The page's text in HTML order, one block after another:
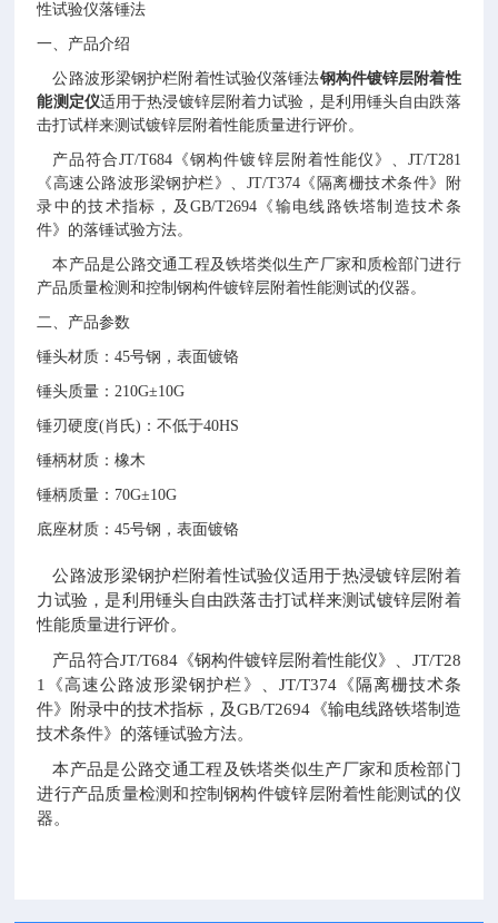
性试验仪落锤法
一、产品介绍
公路波形梁钢护栏附着性试验仪落锤法钢构件镀锌层附着性
能测定仪适用于热浸镀锌层附着力试验，是利用锤头自由跌落
击打试样来测试镀锌层附着性能质量进行评价。
产品符合JT/T684《钢构件镀锌层附着性能仪》、JT/T281
《高速公路波形梁钢护栏》、JT/T374《隔离栅技术条件》附
录中的技术指标，及GB/T2694《输电线路铁塔制造技术条
件》的落锤试验方法。
本产品是公路交通工程及铁塔类似生产厂家和质检部门进行
产品质量检测和控制钢构件镀锌层附着性能测试的仪器。
二、产品参数
锤头材质：45号钢，表面镀铬
锤头质量：210G±10G
锤刃硬度(肖氏)：不低于40HS
锤柄材质：橡木
锤柄质量： 70G±10G
底座材质：45号钢，表面镀铬
公路波形梁钢护栏附着性试验仪适用于热浸镀锌层附着
力试验，是利用锤头自由跌落击打试样来测试镀锌层附着
性能质量进行评价。
产品符合JT/T684《钢构件镀锌层附着性能仪》、JT/T28
1《高速公路波形梁钢护栏》、JT/T374《隔离栅技术条
件》附录中的技术指标，及GB/T2694《输电线路铁塔制造
技术条件》的落锤试验方法。
本产品是公路交通工程及铁塔类似生产厂家和质检部门
进行产品质量检测和控制钢构件镀锌层附着性能测试的仪
器。